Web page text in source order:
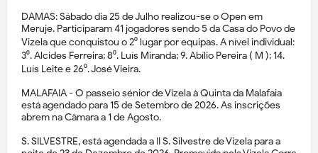
DAMAS: Sábado dia 25 de Julho realizou-se o Open em
Meruje. Participaram 41 jogadores sendo 5 da Casa do Povo de
Vizela que conquistou o 2⁰ lugar por equipas. A nível individual:
3⁰. Alcides Ferreira; 8⁰. Luís Miranda; 9. Abílio Pereira ( M ); 14.
Luís Leite e 26⁰. José Vieira.
MALAFAIA - O passeio sénior de Vizela à Quinta da Malafaia
está agendado para 15 de Setembro de 2026. As inscrições
abrem na Câmara a 1 de Agosto.
S. SILVESTRE, está agendada a II S. Silvestre de Vizela para a